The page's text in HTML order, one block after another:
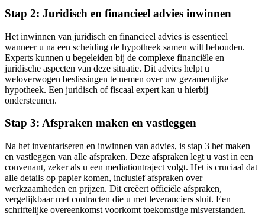
Stap 2: Juridisch en financieel advies inwinnen
Het inwinnen van juridisch en financieel advies is essentieel
wanneer u na een scheiding de hypotheek samen wilt behouden.
Experts kunnen u begeleiden bij de complexe financiële en
juridische aspecten van deze situatie. Dit advies helpt u
weloverwogen beslissingen te nemen over uw gezamenlijke
hypotheek. Een juridisch of fiscaal expert kan u hierbij
ondersteunen.
Stap 3: Afspraken maken en vastleggen
Na het inventariseren en inwinnen van advies, is stap 3 het maken
en vastleggen van alle afspraken. Deze afspraken legt u vast in een
convenant, zeker als u een mediationtraject volgt. Het is cruciaal dat
alle details op papier komen, inclusief afspraken over
werkzaamheden en prijzen. Dit creëert officiële afspraken,
vergelijkbaar met contracten die u met leveranciers sluit. Een
schriftelijke overeenkomst voorkomt toekomstige misverstanden.